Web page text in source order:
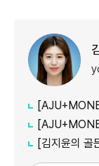
[AJU+MONEY] '
[AJU+MONEY]
[김지윤의 골든피그]